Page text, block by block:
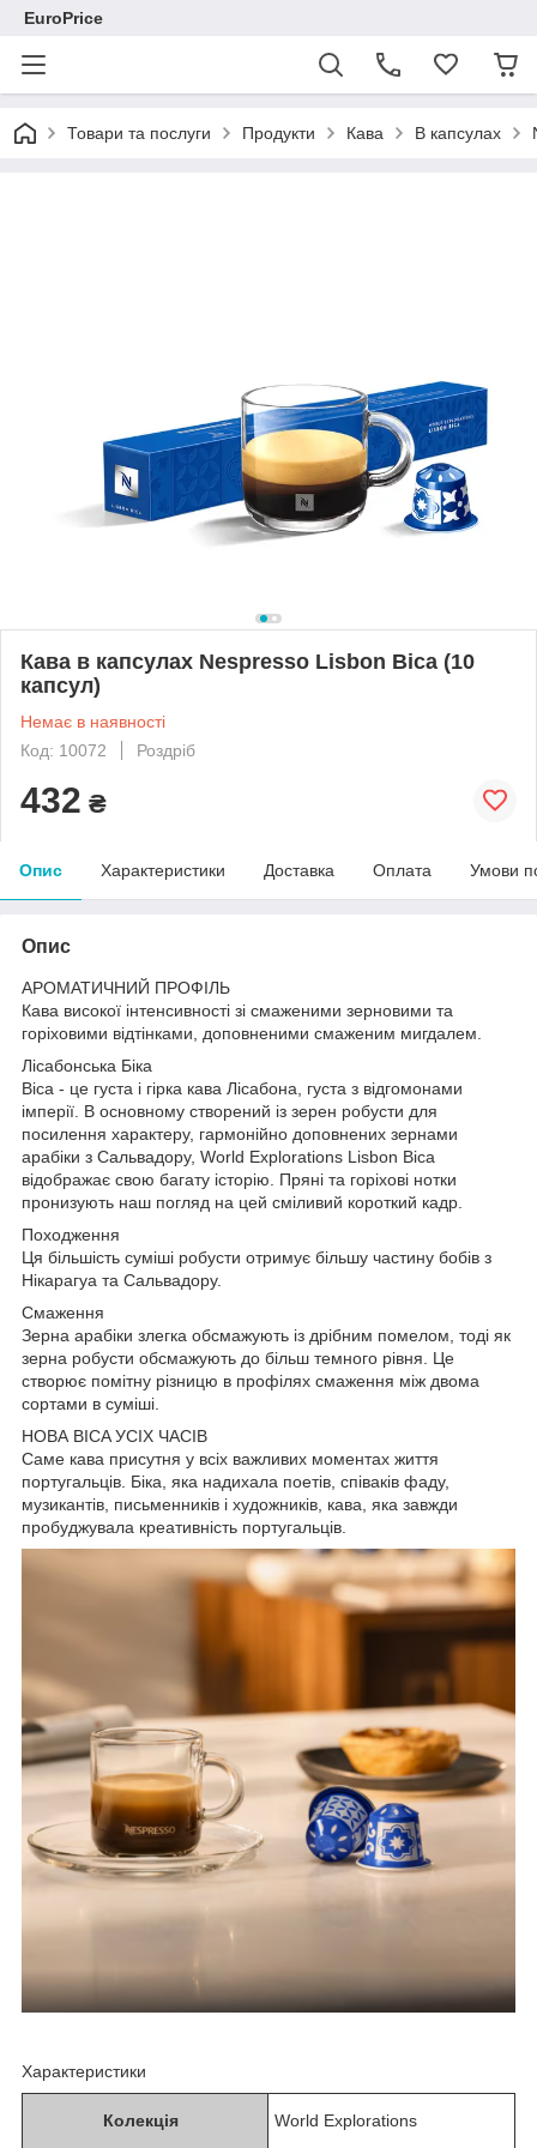
EuroPrice
Товари та послуги Продукти Кава В капсулах
Кава в капсулах Nespresso Lisbon Bica (10
капсул)
Немає в наявності
Код: 10072
Роздріб
432 ₴
Опис Характеристики Доставка Оплата Умови
Опис
АРОМАТИЧНИЙ ПРОФІЛЬ
Кава високої інтенсивності зі смаженими зерновими та
горіховими відтінками, доповненими смаженим мигдалем.
Лісабонська Біка
Bica - це густа і гірка кава Лісабона, густа з відгомонами
імперії. В основному створений із зерен робусти для
посилення характеру, гармонійно доповнених зернами
арабіки з Сальвадору, World Explorations Lisbon Bica
відображає свою багату історію. Пряні та горіхові нотки
пронизують наш погляд на цей сміливий короткий кадр.
Походження
Ця більшість суміші робусти отримує більшу частину бобів з
Нікарагуа та Сальвадору.
Смаження
Зерна арабіки злегка обсмажують із дрібним помелом, тоді як
зерна робусти обсмажують до більш темного рівня. Це
створює помітну різницю в профілях смаження між двома
сортами в суміші.
НОВА BICA УСІХ ЧАСІВ
Саме кава присутня у всіх важливих моментах життя
португальців. Біка, яка надихала поетів, співаків фаду,
музикантів, письменників і художників, кава, яка завжди
пробуджувала креативність португальців.
Характеристики
Колекція World Explorations